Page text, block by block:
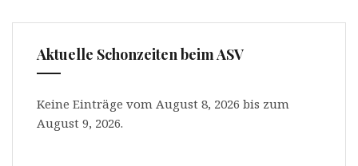
Aktuelle Schonzeiten beim ASV
Keine Einträge vom August 8, 2026 bis zum
August 9, 2026.